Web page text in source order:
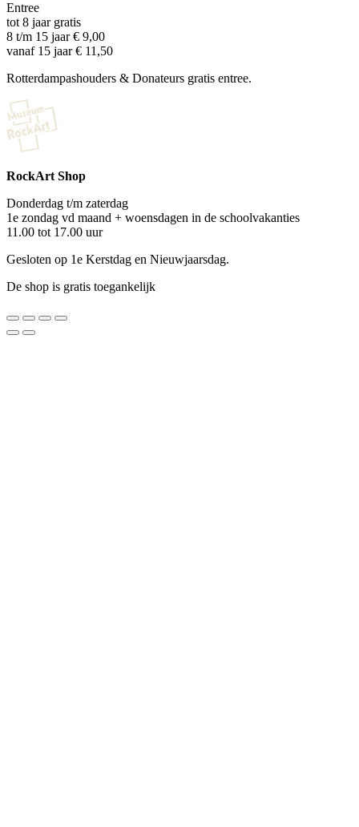
Entree
tot 8 jaar gratis
8 t/m 15 jaar € 9,00
vanaf 15 jaar € 11,50
Rotterdampashouders & Donateurs gratis entree.
RockArt Shop
Donderdag t/m zaterdag
1e zondag vd maand + woensdagen in de schoolvakanties
11.00 tot 17.00 uur
Gesloten op 1e Kerstdag en Nieuwjaarsdag.
De shop is gratis toegankelijk